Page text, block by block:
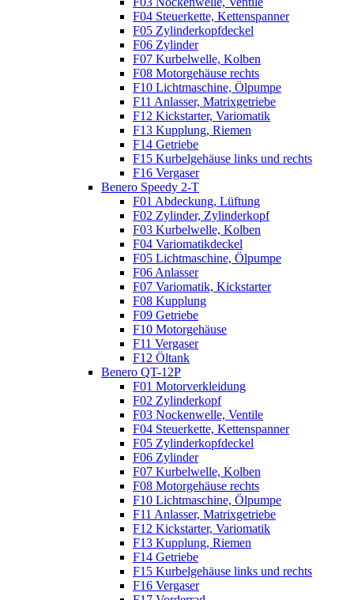
F04 Steuerkette, Kettenspanner
F05 Zylinderkopfdeckel
F06 Zylinder
F07 Kurbelwelle, Kolben
F08 Motorgehäuse rechts
F10 Lichtmaschine, Ölpumpe
F11 Anlasser, Matrixgetriebe
F12 Kickstarter, Variomatik
F13 Kupplung, Riemen
F14 Getriebe
F15 Kurbelgehäuse links und rechts
F16 Vergaser
Benero Speedy 2-T
F01 Abdeckung, Lüftung
F02 Zylinder, Zylinderkopf
F03 Kurbelwelle, Kolben
F04 Variomatikdeckel
F05 Lichtmaschine, Ölpumpe
F06 Anlasser
F07 Variomatik, Kickstarter
F08 Kupplung
F09 Getriebe
F10 Motorgehäuse
F11 Vergaser
F12 Öltank
Benero QT-12P
F01 Motorverkleidung
F02 Zylinderkopf
F03 Nockenwelle, Ventile
F04 Steuerkette, Kettenspanner
F05 Zylinderkopfdeckel
F06 Zylinder
F07 Kurbelwelle, Kolben
F08 Motorgehäuse rechts
F10 Lichtmaschine, Ölpumpe
F11 Anlasser, Matrixgetriebe
F12 Kickstarter, Variomatik
F13 Kupplung, Riemen
F14 Getriebe
F15 Kurbelgehäuse links und rechts
F16 Vergaser